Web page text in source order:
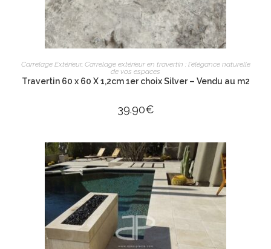
AJOUTER AU PANIER
Carrelage Extérieur, Carrelage extérieur en travertin : l'élégance naturelle
de vos espaces
Travertin 60 x 60 X 1,2cm 1er choix Silver – Vendu au m2
39.90€